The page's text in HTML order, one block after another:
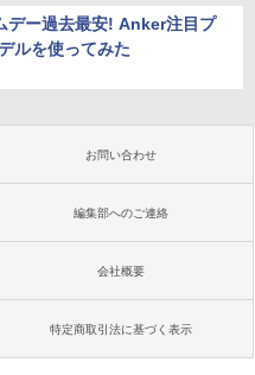
デー過去最安! Anker注目プ
ルを使ってみた
お問い合わせ
編集部へのご連絡
会社概要
特定商取引法に基づく表示